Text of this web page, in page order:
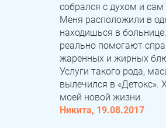
собрался с духом и сам
Меня расположили в
находишься в
реально помогают
жаренных и жирных
Услуги такого рода,
вылечился в «Детокс».
моей новой жизни.
Никита, 19.08.2017